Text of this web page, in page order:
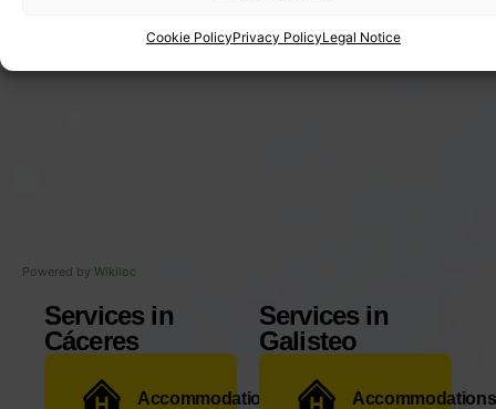
Cookie PolicyPrivacy PolicyLegal Notice
Powered by Wikiloc
Services in
Cáceres
Accommodations
Services in
Galisteo
Accommodations